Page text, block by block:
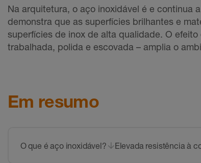
Na arquitetura, o aço inoxidável é e continua
demonstra que as superfícies brilhantes e
superfícies de inox de alta qualidade. O
trabalhada, polida e escovada – amplia o
Em resumo
O que é aço inoxidável? Elevada resistência à